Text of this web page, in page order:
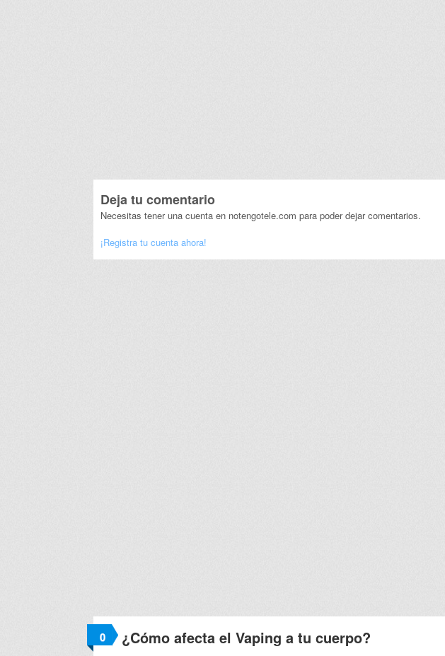
Deja tu comentario
Necesitas tener una cuenta en notengotele.com para poder dejar comentarios.
¡Registra tu cuenta ahora!
0 ¿Cómo afecta el Vaping a tu cuerpo?